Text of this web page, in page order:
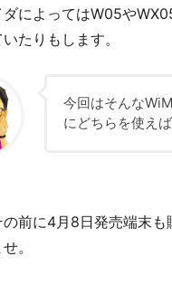
ダによってはW05や
たりもします。
今回はそんな
にどちらを使え
の前に4月8日発売端末
。